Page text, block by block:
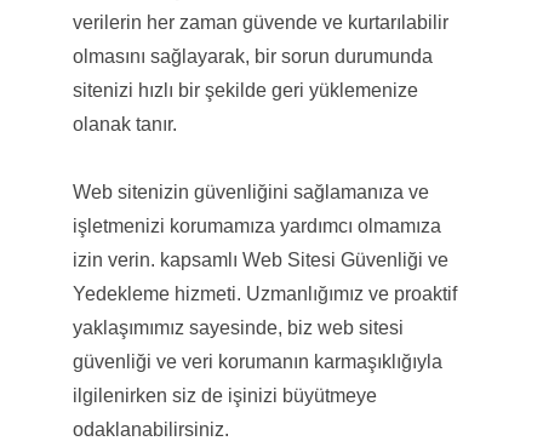
verilerin her zaman güvende ve kurtarılabilir
olmasını sağlayarak, bir sorun durumunda
sitenizi hızlı bir şekilde geri yüklemenize
olanak tanır.
Web sitenizin güvenliğini sağlamanıza ve
işletmenizi korumamıza yardımcı olmamıza
izin verin. kapsamlı Web Sitesi Güvenliği ve
Yedekleme hizmeti. Uzmanlığımız ve proaktif
yaklaşımımız sayesinde, biz web sitesi
güvenliği ve veri korumanın karmaşıklığıyla
ilgilenirken siz de işinizi büyütmeye
odaklanabilirsiniz.